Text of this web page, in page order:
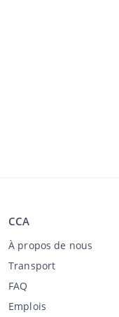
CCA
À propos de nous
Transport
FAQ
Emplois